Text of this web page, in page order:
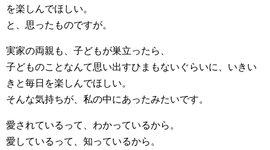
を楽しんでほしい。
と、思ったものですが。
実家の両親も、子どもが巣立ったら、
子どものことなんて思い出すひまもないぐらいに、いきい
きと毎日を楽しんでほしい。
そんな気持ちが、私の中にあったみたいです。
愛されているって、わかっているから。
愛しているって、知っているから。